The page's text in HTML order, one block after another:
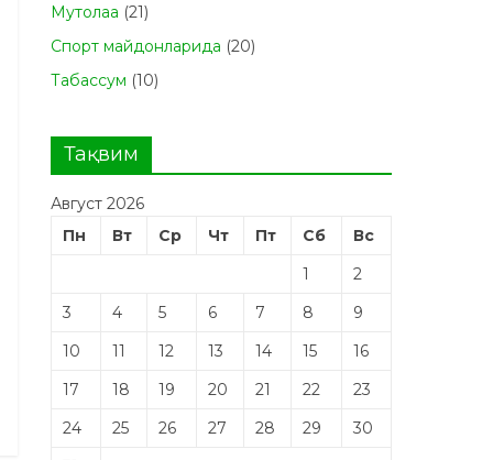
Мутолаа (21)
Спорт майдонларида (20)
Табасcум (10)
Тақвим
Август 2026
Пн
Вт Ср Чт Пт Сб
Вс
1
2
3
4 5 6 7 8
9
10
11 12 13 14 15
16
17
18 19 20 21 22
23
24
25 26 27 28 29
30